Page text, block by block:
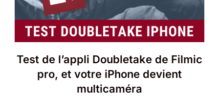
Test de l’appli Doubletake de Filmic
pro, et votre iPhone devient
multicaméra